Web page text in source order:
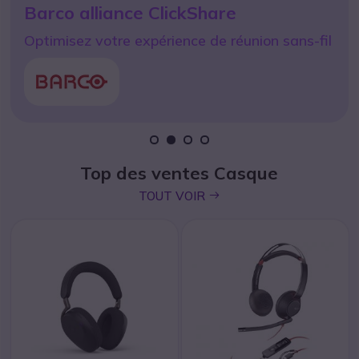
en moins de 48h avec
JE RÉSERVE
Barco alliance ClickShare
Optimisez votre expérience de réunion sans-fil
Jabra Evolve3 75 MS USB-A +
dongle
JE M’ÉQUIPE
Top des ventes Casque
TOUT VOIR